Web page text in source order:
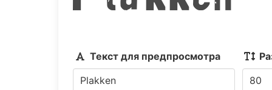
Текст для предпросмотра